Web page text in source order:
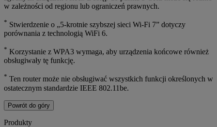
w zależności od regionu lub ograniczeń prawnych.
* Stwierdzenie o „5-krotnie szybszej sieci Wi-Fi 7” dotyczy
porównania z technologią WiFi 6.
* Korzystanie z WPA3 wymaga, aby urządzenia końcowe również
obsługiwały tę funkcję.
* Ten router może nie obsługiwać wszystkich funkcji określonych w
ostatecznym standardzie IEEE 802.11be.
Powrót do góry
Produkty